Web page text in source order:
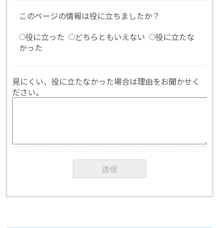
このページの情報は役に立ちましたか？
役に立った
どちらともいえない
役に立たな
かった
見にくい、役に立たなかった場合は理由をお聞かせく
ださい。